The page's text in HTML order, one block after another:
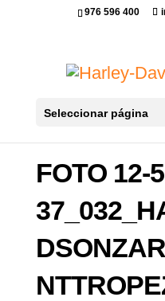
976 596 400
Seleccionar página
FOTO 12-